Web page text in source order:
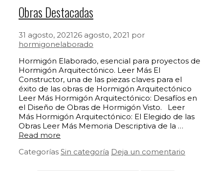
Obras Destacadas
31 agosto, 202126 agosto, 2021 por
hormigonelaborado
Hormigón Elaborado, esencial para proyectos de
Hormigón Arquitectónico. Leer Más El
Constructor, una de las piezas claves para el
éxito de las obras de Hormigón Arquitectónico
Leer Más Hormigón Arquitectónico: Desafíos en
el Diseño de Obras de Hormigón Visto. Leer
Más Hormigón Arquitectónico: El Elegido de las
Obras Leer Más Memoria Descriptiva de la …
Read more
Categorías Sin categoría Deja un comentario